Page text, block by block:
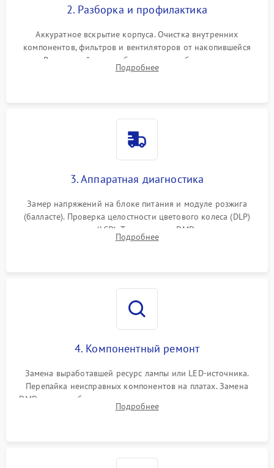
2. Разборка и профилактика
Аккуратное вскрытие корпуса. Очистка внутренних
компонентов, фильтров и вентиляторов от накопившейся
пыли. Визуальный осмотр блока питания, балласта лампы и
материнской платы на наличие прогаров или вздутых
Подробнее
3. Аппаратная диагностика
Замер напряжений на блоке питания и модуле розжига
(балласте). Проверка целостности цветового колеса (DLP)
или поляризаторов (LCD). Тестирование DMD-чипа, датчиков
температуры и оптопар с помощью мультиметра и
Подробнее
4. Компонентный ремонт
Замена выработавшей ресурс лампы или LED-источника.
Перепайка неисправных компонентов на платах. Замена
DMD-чипа при битых пикселях, установка нового цветового
колеса или восстановление сгоревших поляризационных
Подробнее